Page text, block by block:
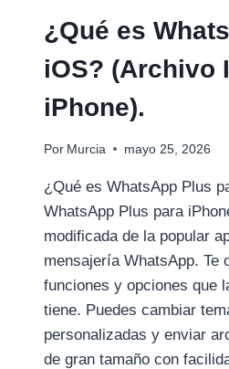
¿Qué es
iOS? (Archivo
iPhone).
Por Murcia mayo 25, 2026
¿Qué es WhatsApp Plus
WhatsApp Plus para
modificada de la popular
mensajería WhatsApp. Te
funciones y opciones que
tiene. Puedes cambiar
personalizadas y enviar
de gran tamaño con